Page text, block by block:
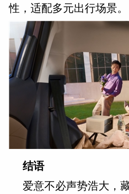
性，适配多元出行场景。
结语
爱意不必声势浩大，